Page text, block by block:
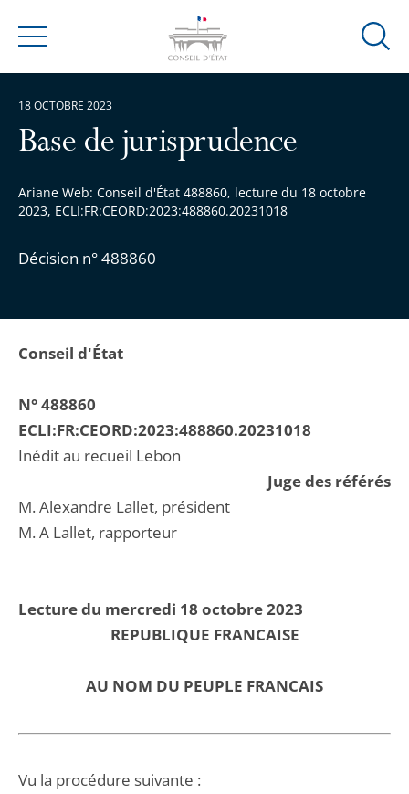
Menu
Ouvrir
Base de jurisprudence
Ariane Web: Conseil d'État 488860, lecture du 18 octobre
2023, ECLI:FR:CEORD:2023:488860.20231018
Décision n° 488860
18 OCTOBRE 2023
Conseil d'État
N° 488860
ECLI:FR:CEORD:2023:488860.20231018
Inédit au recueil Lebon
Juge des référés
M. Alexandre Lallet, président
M. A Lallet, rapporteur
Lecture du mercredi 18 octobre 2023
REPUBLIQUE FRANCAISE
AU NOM DU PEUPLE FRANCAIS
Vu la procédure suivante :